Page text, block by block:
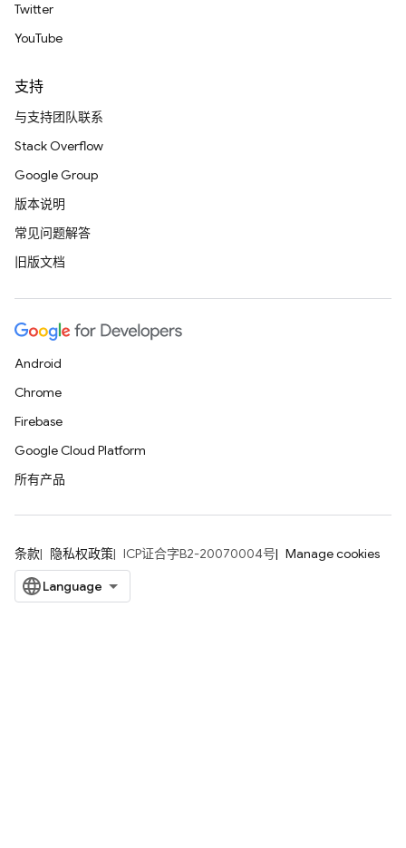
Twitter
YouTube
支持
与支持团队联系
Stack Overflow
Google Group
版本说明
常见问题解答
旧版文档
Android
Chrome
Firebase
Google Cloud Platform
所有产品
条款 隐私权政策 ICP证合字B2-20070004号 Manage cookies